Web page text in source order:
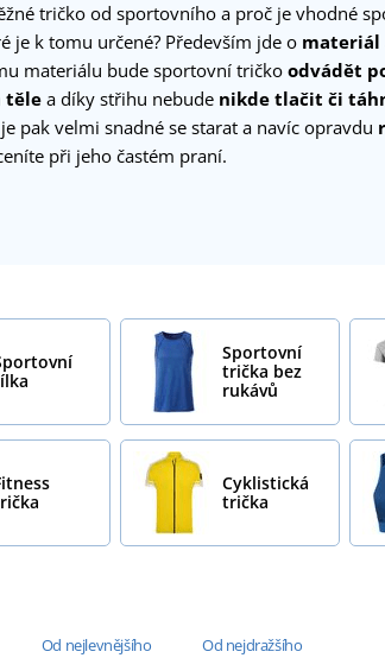
tričko od sportovního a proč je vhodné
je k tomu určené? Především jde o materiál
materiálu bude sportovní tričko odvádět
tělea díky střihu nebude nikde tlačit či
pak velmi snadné se starat a navíc opravdu
při jeho častém praní.
Sportovní
trička bez
rukávů
Cyklistická
trička
Od nejlevnějšího Od nejdražšího